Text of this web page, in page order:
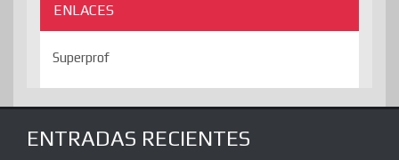
ENLACES
Superprof
ENTRADAS RECIENTES